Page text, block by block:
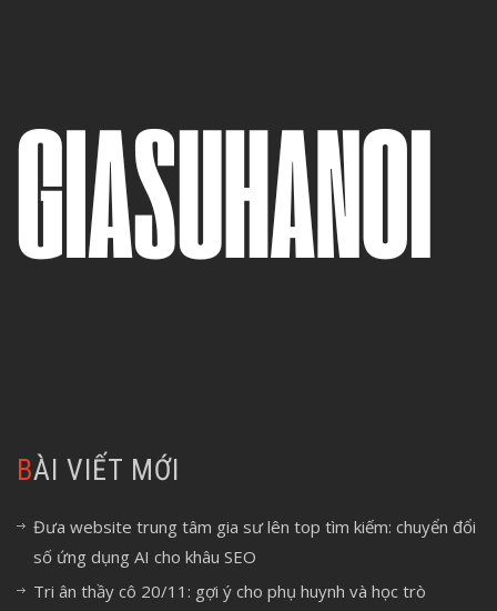
BÀI VIẾT MỚI
Đưa website trung tâm gia sư lên top tìm kiếm: chuyển đổi
số ứng dụng AI cho khâu SEO
Tri ân thầy cô 20/11: gợi ý cho phụ huynh và học trò